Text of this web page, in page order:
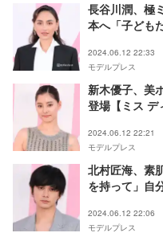
長谷川潤、極
本へ「子ども
2024.06.12 22:33
モデルプレス
新木優子、美
登場【ミス デ
2024.06.12 22:21
モデルプレス
北村匠海、素
を持って」自
2024.06.12 22:06
モデルプレス